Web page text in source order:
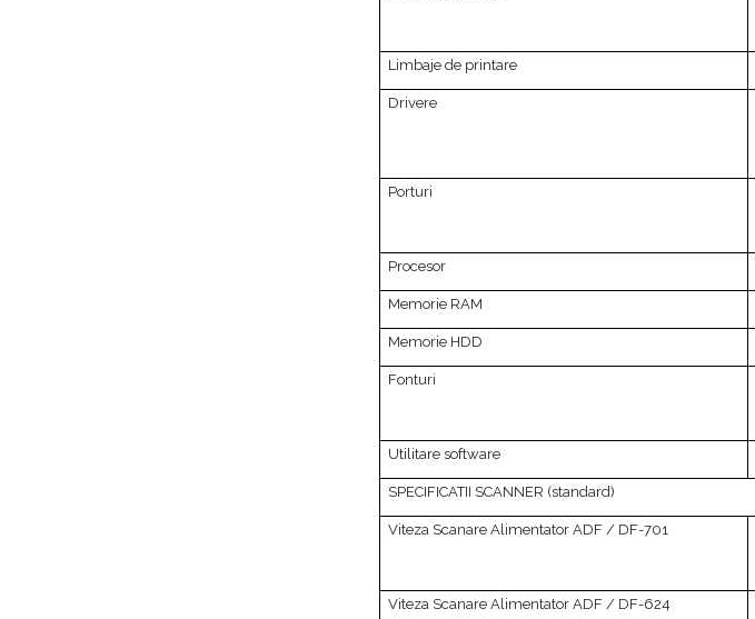
Limbaje de printare
Drivere
Porturi
Procesor
Memorie RAM
Memorie HDD
Fonturi
Utilitare software
SPECIFICATII SCANNER (standard)
Viteza Scanare Alimentator ADF / DF-701
Viteza Scanare Alimentator ADF / DF-624